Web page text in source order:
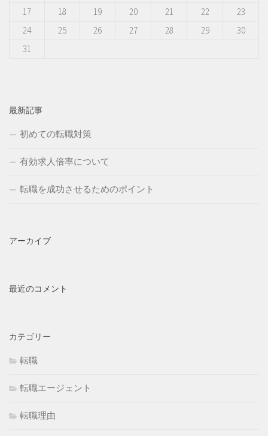
17
18 19 20 21 22
23
24
25 26 27 28 29
30
31
最新記事
初めての転職対策
有効求人倍率について
転職を成功させるためのポイント
アーカイブ
最近のコメント
カテゴリー
転職
転職エージェント
転職理由